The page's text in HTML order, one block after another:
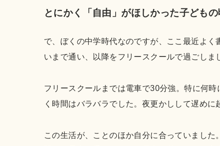
とにかく「自由」がほしかった子どもの
で、ぼくの中学時代なのですが、ここ最近よ
いまで通い、以降をフリースクールで過ごしま
フリースクールまでは電車で30分強。特に何
く時間はバラバラでした。夜更かしして遅め
この生活が、ことのほか自分に合っていまし